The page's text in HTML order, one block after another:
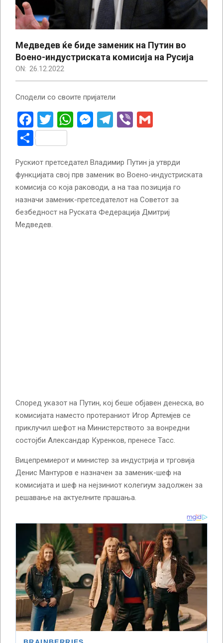
Медведев ќе биде заменик на Путин во
Воено-индустриската комисија на Русија
ON: 26.12.2022
Сподели со своите пријатели
Facebook
Twitter
WhatsApp
Messenger
Telegram
Viber
Share
Рускиот претседател Владимир Путин ја утврди
функцијата свој прв заменик во Воено-индустриската
комисија со која раководи, а на таа позиција го
назначи заменик-претседателот на Советот за
безбедност на Руската Федерација Дмитриј
Медведев.
Според указот на Путин, кој беше објавен денеска, во
комисијата наместо протераниот Игор Артемјев се
приклучил шефот на Министерството за вонредни
состојби Александар Куренков, пренесе Тасс.
Вицепремиерот и министер за индустрија и трговија
Денис Мантуров е назначен за заменик-шеф на
комисијата и шеф на нејзиниот колегиум задолжен за
решавање на актуелните прашања.